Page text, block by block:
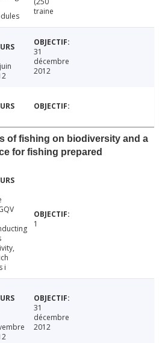
traine
31
décembre
2012
of fishing on biodiversity and a
for fishing prepared
i
1
31
décembre
2012